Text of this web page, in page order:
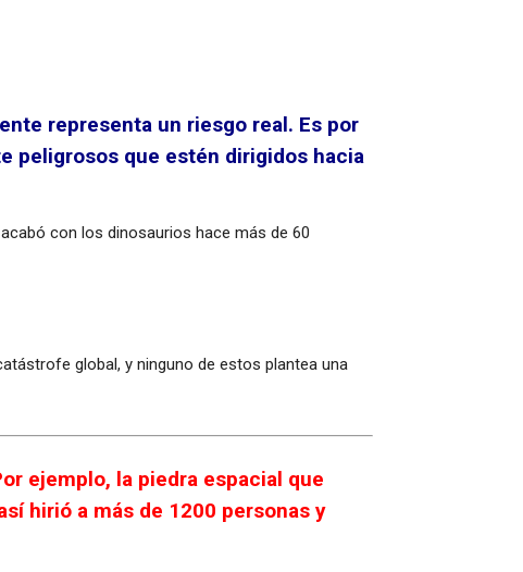
representa un riesgo real. Es por
peligrosos que estén dirigidos hacia
con los dinosaurios hace más de 60
global, y ninguno de estos plantea una
ejemplo, la piedra espacial que
hirió a más de 1200 personas y